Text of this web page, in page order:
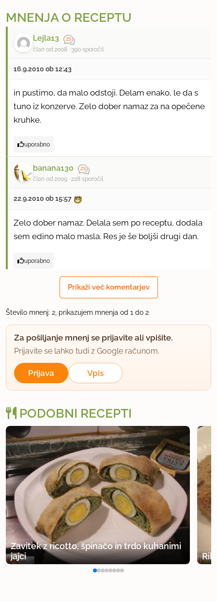
MNENJA O RECEPTU
Lejla13
član od 2008 390 sporočil
16.9.2010 ob 12:43
in pustimo, da malo odstoji. Delam enako, le da s
tuno iz konzerve. Zelo dober namaz za na opečene
kruhke.
uporabno
banana130
član od 2009 228 sporočil
22.9.2010 ob 15:57
Zelo dober namaz. Delala sem po receptu, dodala
sem edino malo masla. Res je še boljši drugi dan.
uporabno
Prikaži več komentarjev
Število mnenj: 2, prikazujem mnenja od 1 do 2
Za pošiljanje mnenj se prijavite ali vpišite.
Prijavite se lahko tudi z Google računom.
Prijava Vpis
PODOBNI RECEPTI
Zavitek z ricotto, špinačo in trdo kuhanimi
jajci